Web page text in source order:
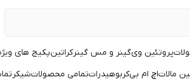
پروتئین ویگینر و مس گینرکراتینپکیج های
مالاتاچ ام بیکربوهیدراتتمامی محصولاتشیکر